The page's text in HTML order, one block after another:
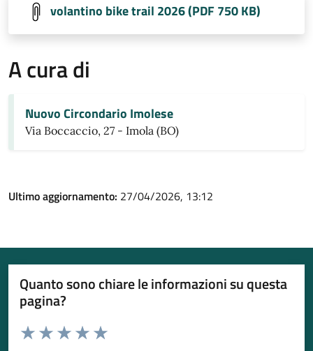
volantino bike trail 2026 (PDF 750 KB)
A cura di
Nuovo Circondario Imolese
Via Boccaccio, 27 - Imola (BO)
Ultimo aggiornamento: 27/04/2026, 13:12
Quanto sono chiare le informazioni su questa
pagina?
Valuta da 1 a 5 stelle la pagina